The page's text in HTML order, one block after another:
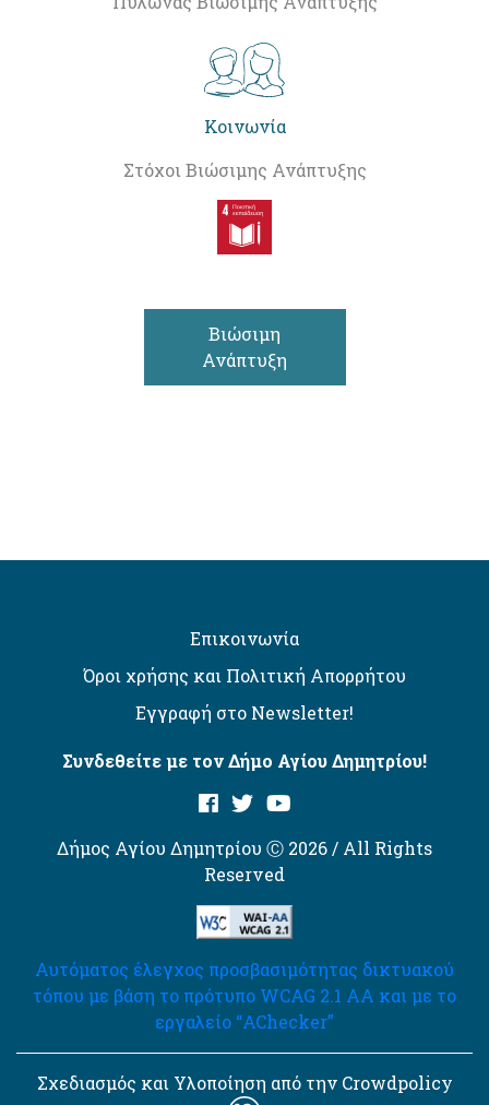
Κοινωνία
Στόχοι Βιώσιμης Ανάπτυξης
Βιώσιμη
Ανάπτυξη
Επικοινωνία
Όροι χρήσης και Πολιτική Απορρήτου
Εγγραφή στο Newsletter!
Συνδεθείτε με τον Δήμο Αγίου Δημητρίου!
Δήμος Αγίου Δημητρίου Ⓒ 2026 / All Rights
Reserved
Αυτόματος έλεγχος προσβασιμότητας δικτυακού
τόπου με βάση το πρότυπο WCAG 2.1 AA και με το
εργαλείο “AChecker”
Σχεδιασμός και Υλοποίηση από την Crowdpolicy